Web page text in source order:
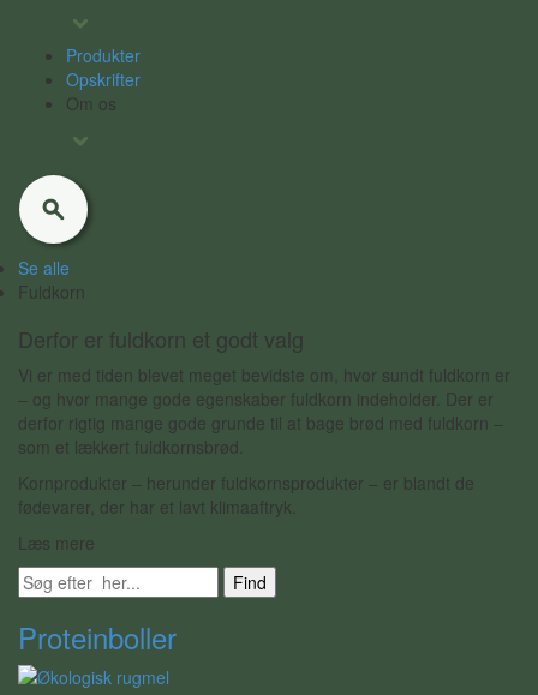
Produkter
Opskrifter
Om os
Se alle
Fuldkorn
Derfor er fuldkorn et godt valg
Vi er med tiden blevet meget bevidste om, hvor sundt fuldkorn er
– og hvor mange gode egenskaber fuldkorn indeholder. Der er
derfor rigtig mange gode grunde til at bage brød med fuldkorn –
som et lækkert fuldkornsbrød.
Kornprodukter – herunder fuldkornsprodukter – er blandt de
fødevarer, der har et lavt klimaaftryk.
Læs mere
Find
Proteinboller